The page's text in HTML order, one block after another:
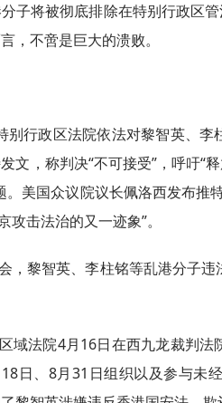
将被彻底排除在特别行政区管
，不啻是巨大的溃败。
别行政区法院依法对黎智英、
文，称判决“不可接受”，呼吁“
。美国众议院议长佩洛西发布推
攻击法治的又一迹象”。
，黎智英、李柱铭等乱港分子违
域法院4月16日在西九龙裁判
日、8月31日组织以及参与未